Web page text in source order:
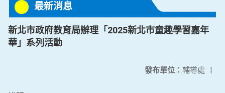
最新消息
新北市政府教育局辦理「2025新北市童趣學習嘉年
華」系列活動
發布單位： 輔導處 |